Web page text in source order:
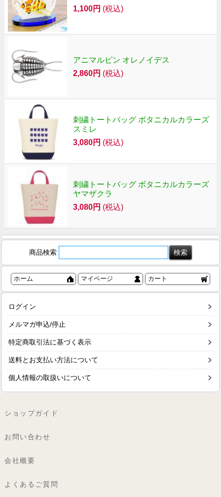
1,100円 (税込)
アニマルピン オレノイデス
2,860円 (税込)
刺繍トートバッグ ボタニカルカラーズ
スミレ
3,080円 (税込)
刺繍トートバッグ ボタニカルカラーズ
ヤマザクラ
3,080円 (税込)
商品検索
ホーム マイページ カート
ログイン
メルマガ申込/停止
特定商取引法に基づく表示
送料とお支払い方法について
個人情報の取扱いについて
ショップガイド
お問い合わせ
会社概要
よくあるご質問